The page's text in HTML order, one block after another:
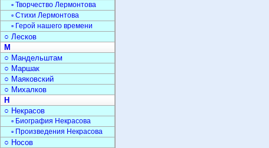
▫ Творчество Лермонтова
▫ Стихи Лермонтова
▫ Герой нашего времени
○ Лесков
М
○ Мандельштам
○ Маршак
○ Маяковский
○ Михалков
Н
○ Некрасов
▫ Биография Некрасова
▫ Произведения Некрасова
○ Носов